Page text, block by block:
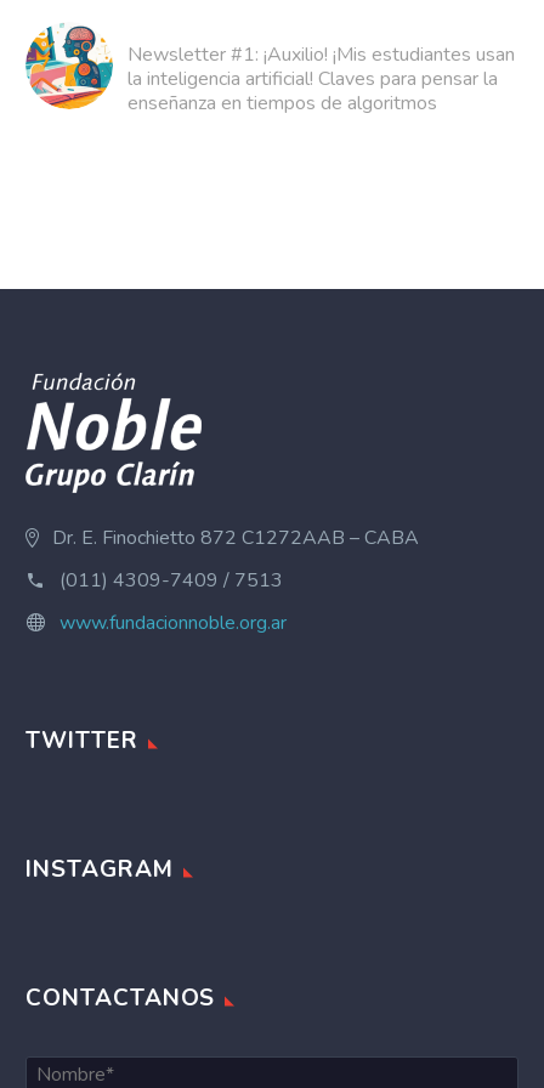
Newsletter #1: ¡Auxilio! ¡Mis estudiantes usan
la inteligencia artificial! Claves para pensar la
enseñanza en tiempos de algoritmos
Dr. E. Finochietto 872 C1272AAB – CABA
(011) 4309-7409 / 7513
www.fundacionnoble.org.ar
TWITTER
INSTAGRAM
CONTACTANOS